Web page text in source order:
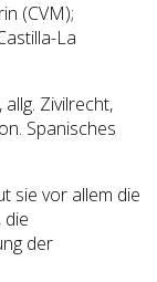
(CVM);
La
Zivilrecht,
Spanisches
sie vor allem die
der